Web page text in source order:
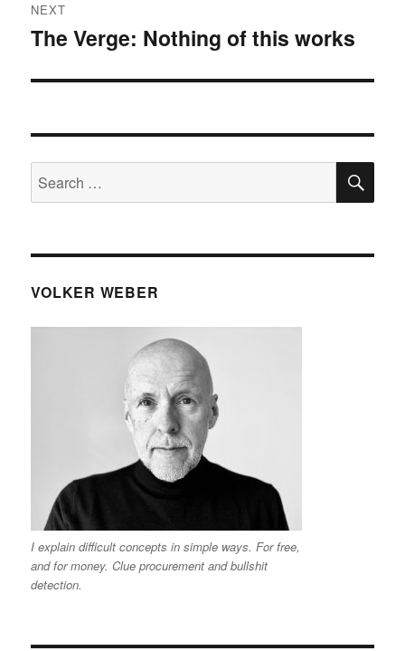
NEXT
Next
The Verge: Nothing of this works
Search
for:
VOLKER WEBER
I explain difficult concepts in simple ways. For free,
and for money. Clue procurement and bullshit
detection.